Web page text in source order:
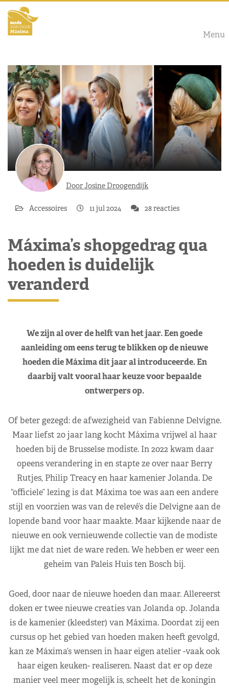
Menu
Door Josine Droogendijk
Accessoires 11 jul 2024 28 reacties
Máxima’s shopgedrag qua
hoeden is duidelijk
veranderd
We zijn al over de helft van het jaar. Een goede
aanleiding om eens terug te blikken op de nieuwe
hoeden die Máxima dit jaar al introduceerde. En
daarbij valt vooral haar keuze voor bepaalde
ontwerpers op.
Of beter gezegd: de afwezigheid van Fabienne Delvigne.
Maar liefst 20 jaar lang kocht Máxima vrijwel al haar
hoeden bij de Brusselse modiste. In 2022 kwam daar
opeens verandering in en stapte ze over naar Berry
Rutjes, Philip Treacy en haar kamenier Jolanda. De
“officiele” lezing is dat Máxima toe was aan een andere
stijl en voorzien was van de relevé’s die Delvigne aan de
lopende band voor haar maakte. Maar kijkende naar de
nieuwe en ook vernieuwende collectie van de modiste
lijkt me dat niet de ware reden. We hebben er weer een
geheim van Paleis Huis ten Bosch bij.
Goed, door naar de nieuwe hoeden dan maar. Allereerst
doken er twee nieuwe creaties van Jolanda op. Jolanda
is de kamenier (kleedster) van Máxima. Doordat zij een
cursus op het gebied van hoeden maken heeft gevolgd,
kan ze Máxima’s wensen in haar eigen atelier -vaak ook
haar eigen keuken- realiseren. Naast dat er op deze
manier veel meer mogelijk is, scheelt het de koningin